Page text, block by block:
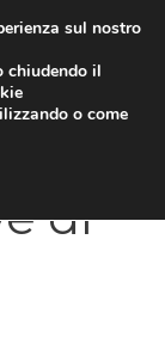
di
sul nostro
chiudendo il
o come